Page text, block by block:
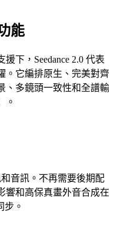
能
下，Seedance 2.0 代表
。它編排原生、完美對齊
、多鏡頭一致性和全譜輸
。
和音訊。不再需要後期配
和高保真畫外音合成在
步。